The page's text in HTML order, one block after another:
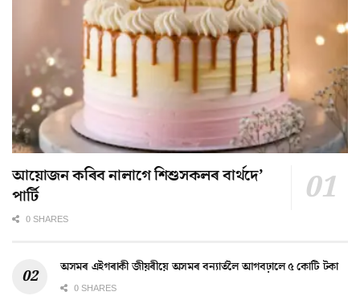
আয়োজন কৰিব নালাগে শিশুসকলৰ বাৰ্থদে’
পাৰ্টি
0 SHARES
অসমৰ এইগৰাকী জীয়ৰীয়ে অসমৰ বন্যাৰ্তলৈ আগবঢ়ালে ৫ কোটি টকা
0 SHARES